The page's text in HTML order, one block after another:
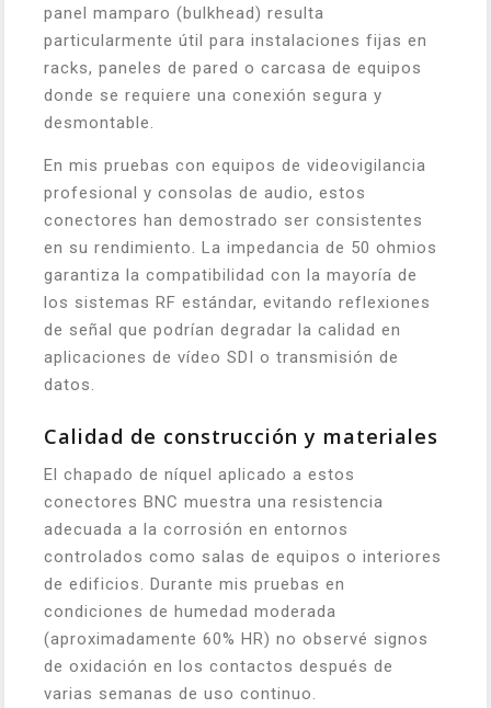
panel mamparo (bulkhead) resulta
particularmente útil para instalaciones fijas en
racks, paneles de pared o carcasa de equipos
donde se requiere una conexión segura y
desmontable.
En mis pruebas con equipos de videovigilancia
profesional y consolas de audio, estos
conectores han demostrado ser consistentes
en su rendimiento. La impedancia de 50 ohmios
garantiza la compatibilidad con la mayoría de
los sistemas RF estándar, evitando reflexiones
de señal que podrían degradar la calidad en
aplicaciones de vídeo SDI o transmisión de
datos.
Calidad de construcción y materiales
El chapado de níquel aplicado a estos
conectores BNC muestra una resistencia
adecuada a la corrosión en entornos
controlados como salas de equipos o interiores
de edificios. Durante mis pruebas en
condiciones de humedad moderada
(aproximadamente 60% HR) no observé signos
de oxidación en los contactos después de
varias semanas de uso continuo.